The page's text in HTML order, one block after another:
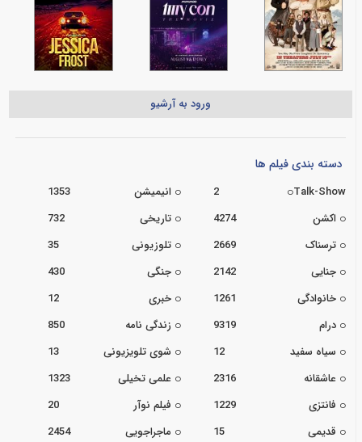
ورود به آرشیو
دسته بندی فیلم ها
Talk-Show
2 انیمیشن
1353
اکشن
4274 تاریخی
732
ترسناک
2669 تلوزیونی
35
جنایی
2142 جنگی
430
خانوادگی
1261 خبری
12
درام
9319 زندگی نامه
850
سیاه سفید
12 شوی تلویزیونی
13
عاشقانه
2316 علمی تخیلی
1323
فانتزی
1229 فیلم نوآر
20
قدیمی
15 ماجراجویی
2454